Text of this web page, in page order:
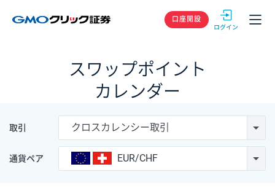
GMOクリック
口座開設
スワップポイント
カレンダー
取引 クロスカレンシー取引
通貨ペア EUR/CHF